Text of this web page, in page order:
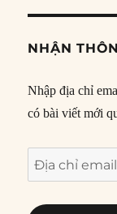
NHẬN
Nhập địa chỉ
có bài viết mới
Địa
chỉ
email